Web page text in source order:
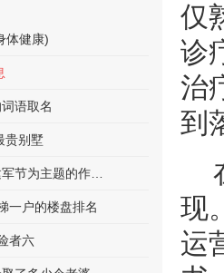
仅
诊
治
到
现
运
体健康)
语取名
贵别墅
一户的楼盘排名
者六